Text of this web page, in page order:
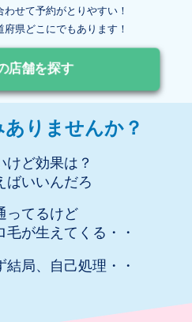
せて予約がとりやすい！
県どこにでもあります！
店舗を探す
りませんか？
けど効果は？
ばいいんだろ
ってるけど
毛が生えてくる・・
結局、自己処理・・